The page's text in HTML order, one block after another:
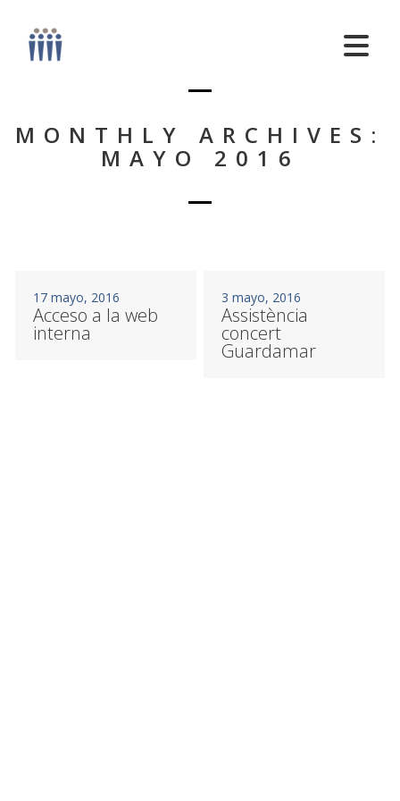
MONTHLY ARCHIVES:
MAYO 2016
17 mayo, 2016
Acceso a la web
interna
3 mayo, 2016
Assistència
concert
Guardamar